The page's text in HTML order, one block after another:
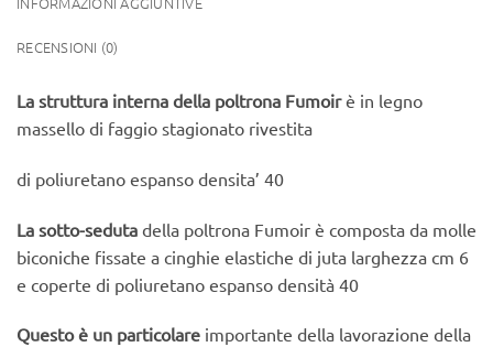
RECENSIONI (0)
La struttura interna della poltrona Fumoirè in legno
massello di faggio stagionato rivestita
di poliuretano espanso densita’ 40
La sotto-seduta della poltrona Fumoir è composta da molle
biconiche fissate a cinghie elastiche di juta larghezza cm 6
e coperte di poliuretano espanso densità 40
Questo è un particolare importante della lavorazione della